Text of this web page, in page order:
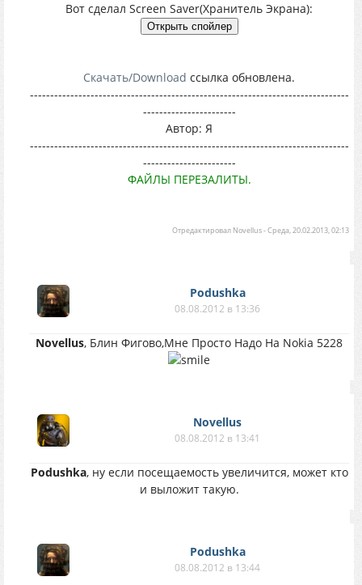
Вот сделал Screen Saver(Хранитель Экрана):
Скачать/Download ссылка обновлена.
-------------------------------------------------------------------------------
-----------------------
Автор: Я
-------------------------------------------------------------------------------
-----------------------
ФАЙЛЫ ПЕРЕЗАЛИТЫ.
Отредактировал Novellus-Среда, 20.02.2013, 02:13
Podushka
08.08.2012 в 13:36
Novellus, Блин Фигово,Мне Просто Надо На Nokia 5228
Novellus
08.08.2012 в 13:41
Podushka, ну если посещаемость увеличится, может кто
и выложит такую.
Podushka
08.08.2012 в 13:44